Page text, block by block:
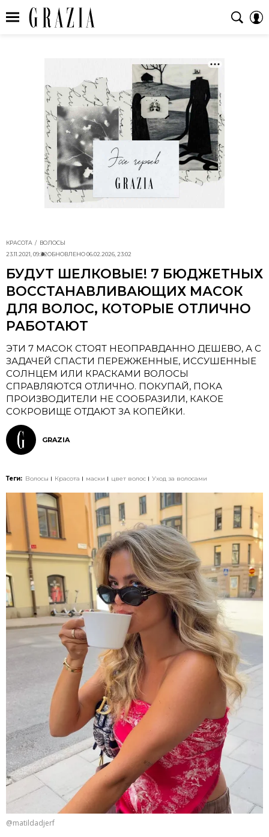
КРАСОТА
ВОЛОСЫ
23.11.2021, 09:22ОБНОВЛЕНО06.02.2026, 23:02
БУДУТ ШЕЛКОВЫЕ! 7 БЮДЖЕТНЫХ
ВОССТАНАВЛИВАЮЩИХ МАСОК
ДЛЯ ВОЛОС, КОТОРЫЕ ОТЛИЧНО
РАБОТАЮТ
ЭТИ 7 МАСОК СТОЯТ НЕОПРАВДАННО ДЕШЕВО, А С
ЗАДАЧЕЙ СПАСТИ ПЕРЕЖЖЕННЫЕ, ИССУШЕННЫЕ
СОЛНЦЕМ ИЛИ КРАСКАМИ ВОЛОСЫ
СПРАВЛЯЮТСЯ ОТЛИЧНО. ПОКУПАЙ, ПОКА
ПРОИЗВОДИТЕЛИ НЕ СООБРАЗИЛИ, КАКОЕ
СОКРОВИЩЕ ОТДАЮТ ЗА КОПЕЙКИ.
GRAZIA
Теги: Волосы Красота маски цвет волос Уход за волосами
@matildadjerf